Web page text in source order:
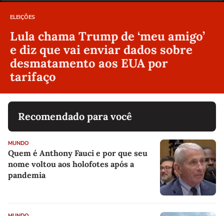
ELEIÇÕES
Lula chama Trump de ‘meu amigo’
e diz que vai enviar dados sobre
desmatamento aos EUA por
tarifaço
Recomendado para você
MUNDO
Quem é Anthony Fauci e por que seu
nome voltou aos holofotes após a
pandemia